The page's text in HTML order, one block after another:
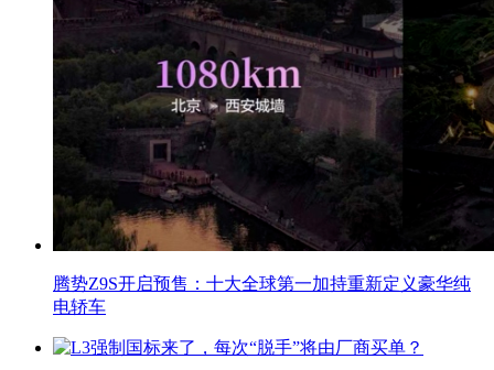
腾势Z9S开启预售：十大全球第一加持重新定义豪华纯
电轿车